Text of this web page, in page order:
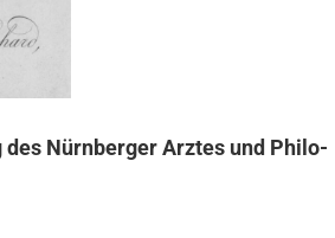
des Nürn­ber­ger Arz­tes und Phi­lo­